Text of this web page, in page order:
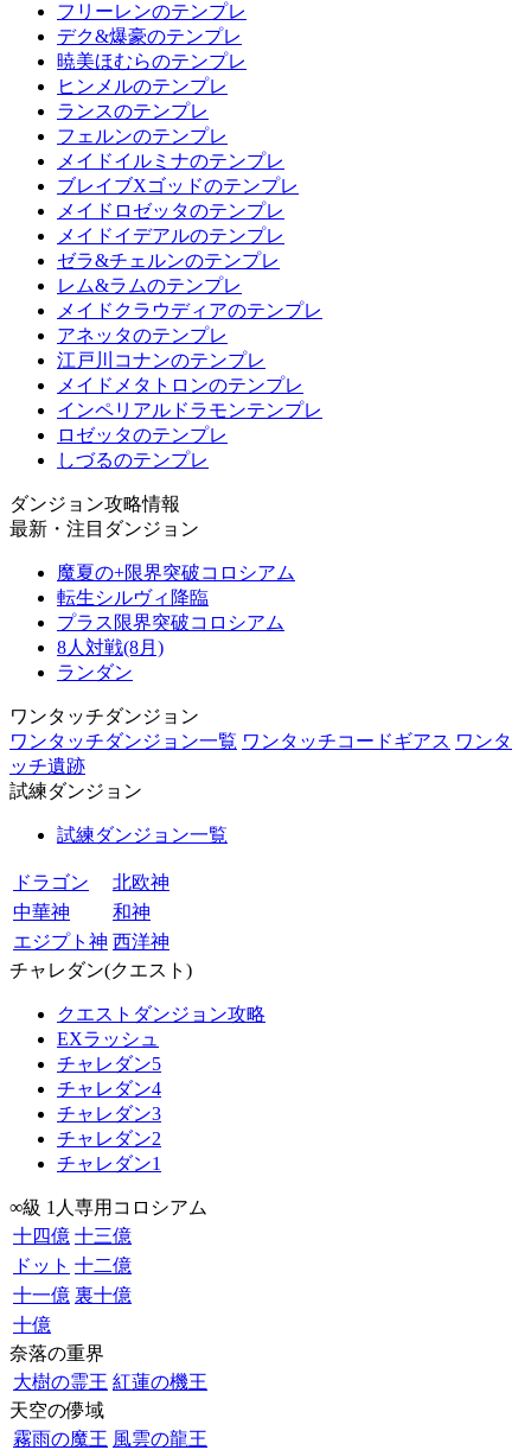
フリーレンのテンプレ
デク&爆豪のテンプレ
暁美ほむらのテンプレ
ヒンメルのテンプレ
ランスのテンプレ
フェルンのテンプレ
メイドイルミナのテンプレ
ブレイブXゴッドのテンプレ
メイドロゼッタのテンプレ
メイドイデアルのテンプレ
ゼラ&チェルンのテンプレ
レム&ラムのテンプレ
メイドクラウディアのテンプレ
アネッタのテンプレ
江戸川コナンのテンプレ
メイドメタトロンのテンプレ
インペリアルドラモンテンプレ
ロゼッタのテンプレ
しづるのテンプレ
ダンジョン攻略情報
最新・注目ダンジョン
魔夏の+限界突破コロシアム
転生シルヴィ降臨
プラス限界突破コロシアム
8人対戦(8月)
ランダン
ワンタッチダンジョン
ワンタッチダンジョン一覧 ワンタッチコードギアス ワンタ
ッチ遺跡
試練ダンジョン
試練ダンジョン一覧
ドラゴン
北欧神
中華神
和神
エジプト神 西洋神
チャレダン(クエスト)
クエストダンジョン攻略
EXラッシュ
チャレダン5
チャレダン4
チャレダン3
チャレダン2
チャレダン1
∞級 1人専用コロシアム
十四億 十三億
ドット 十二億
十一億 裏十億
十億
奈落の重界
大樹の霊王 紅蓮の機王
天空の儚域
霧雨の魔王 風雲の龍王